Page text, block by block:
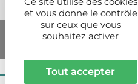
et vous donne le contrôle
sur ceux que vous
souhaitez activer
Tout accepter